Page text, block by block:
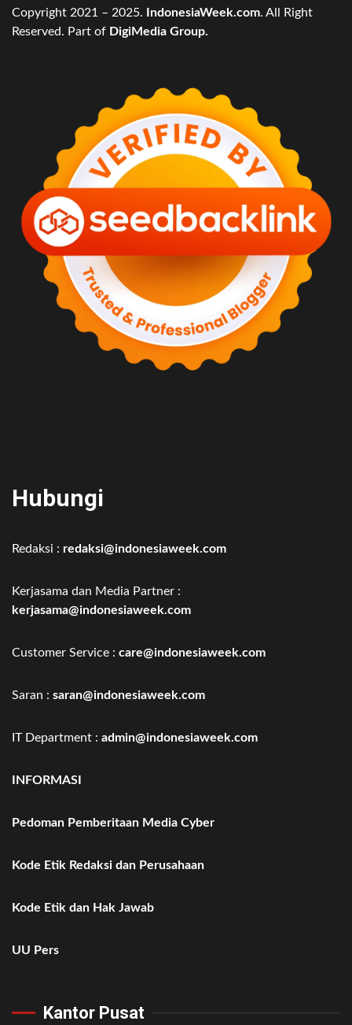
Copyright 2021 – 2025. IndonesiaWeek.com. All Right
Reserved. Part of DigiMedia Group.
Hubungi
Redaksi : redaksi@indonesiaweek.com
Kerjasama dan Media Partner :
kerjasama@indonesiaweek.com
Customer Service : care@indonesiaweek.com
Saran : saran@indonesiaweek.com
IT Department : admin@indonesiaweek.com
INFORMASI
Pedoman Pemberitaan Media Cyber
Kode Etik Redaksi dan Perusahaan
Kode Etik dan Hak Jawab
UU Pers
Kantor Pusat